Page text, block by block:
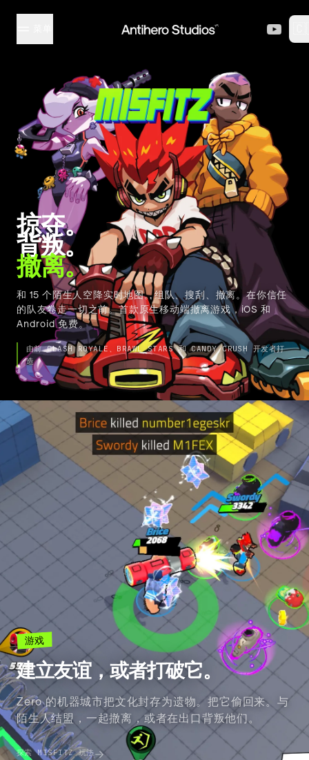
MISFITZ
工作室
系列
创作者
活动
🇨🇳中文
掠夺。
背叛。
撤离。
和 15 个陌生人空降实时地图。组队、搜刮、撤离。在你信任
的队友卷走一切之前。首款原生移动端撤离游戏，iOS 和
Android 免费。
由前 CLASH ROYALE、BRAWL STARS 和 CANDY CRUSH 开发者打
造
游戏
建立友谊，或者打破它。
Zero 的机器城市把文化封存为遗物。把它偷回来。与
陌生人结盟，一起撤离，或者在出口背叛他们。
探索 MISFITZ 玩法